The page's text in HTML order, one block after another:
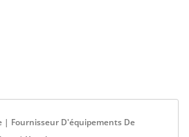
| Fournisseur D'équipements De